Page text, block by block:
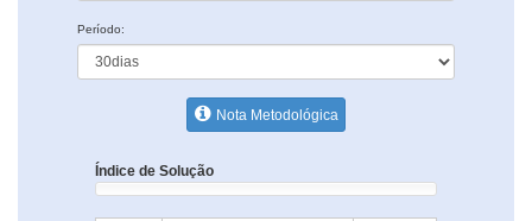
Período:
Nota Metodológica
Índice de Solução